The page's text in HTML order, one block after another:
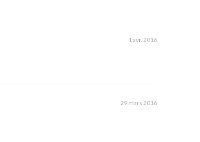
1 avr. 2016
29 mars 2016